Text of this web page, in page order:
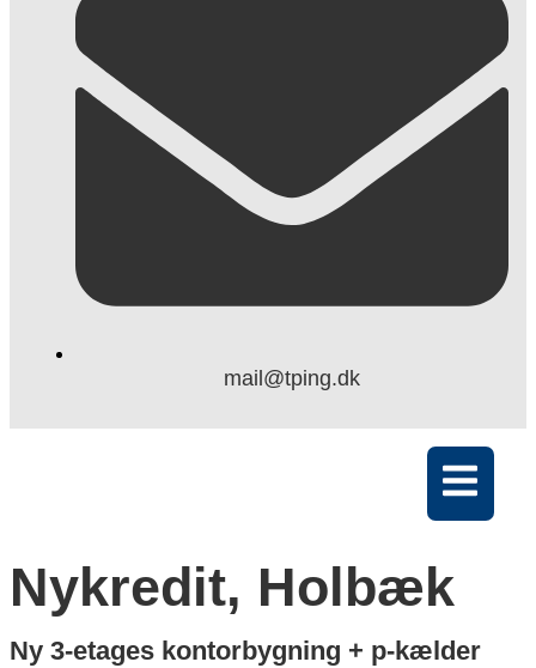
mail@tping.dk
Nykredit, Holbæk
Ny 3-etages kontorbygning + p-kælder